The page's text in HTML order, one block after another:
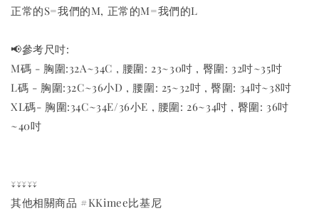
正常的S=我們的M, 正常的M=我們的L
📢參考尺吋:
M碼 - 胸圍:32A~34C , 腰圍: 23~30吋 , 臀圍: 32吋~35吋
L碼 - 胸圍:32C~36小D , 腰圍: 25~32吋 , 臀圍: 34吋~38吋
XL碼- 胸圍:34C~34E/36小E , 腰圍: 26~34吋 , 臀圍: 36吋
~40吋
↓↓↓↓↓
其他相關商品 #KKimee比基尼